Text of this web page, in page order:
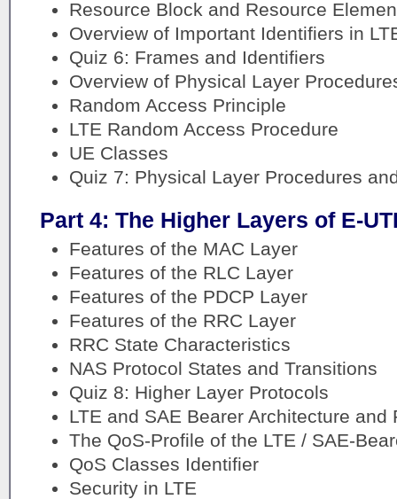
Resource Block and Resource
Overview of Important Identifiers in
Quiz 6: Frames and Identifiers
Overview of Physical Layer
Random Access Principle
LTE Random Access Procedure
UE Classes
Quiz 7: Physical Layer Procedures
Part 4: The Higher Layers of E-
Features of the MAC Layer
Features of the RLC Layer
Features of the PDCP Layer
Features of the RRC Layer
RRC State Characteristics
NAS Protocol States and Transitions
Quiz 8: Higher Layer Protocols
LTE and SAE Bearer Architecture and
The QoS-Profile of the LTE / SAE-
QoS Classes Identifier
Security in LTE